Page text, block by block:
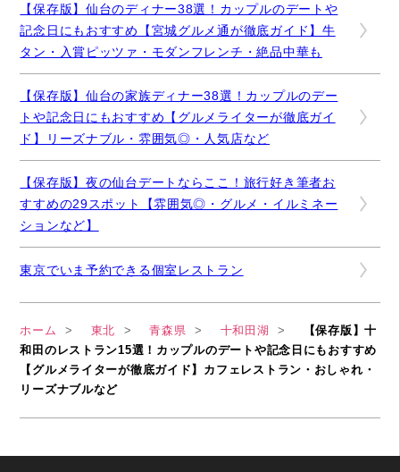
【保存版】仙台のディナー38選！カップルのデートや
記念日にもおすすめ【宮城グルメ通が徹底ガイド】牛
タン・入賞ピッツァ・モダンフレンチ・絶品中華も
【保存版】仙台の家族ディナー38選！カップルのデー
トや記念日にもおすすめ【グルメライターが徹底ガイ
ド】リーズナブル・雰囲気◎・人気店など
【保存版】夜の仙台デートならここ！旅行好き筆者お
すすめの29スポット【雰囲気◎・グルメ・イルミネー
ションなど】
東京でいま予約できる個室レストラン
ホーム 東北 青森県 十和田湖
【保存版】十
和田のレストラン15選！カップルのデートや記念日にもおすすめ
【グルメライターが徹底ガイド】カフェレストラン・おしゃれ・
リーズナブルなど